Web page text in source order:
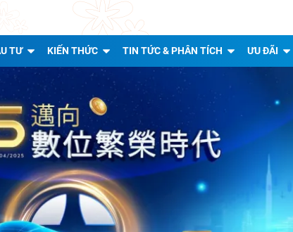
TƯ KIẾN THỨC TIN TỨC & PHÂN TÍCH ƯU ĐÃI